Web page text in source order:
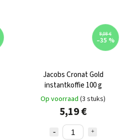
8,08 €
–35 %
Jacobs Cronat Gold
instantkoffie 100 g
Op voorraad (3 stuks)
5,19 €